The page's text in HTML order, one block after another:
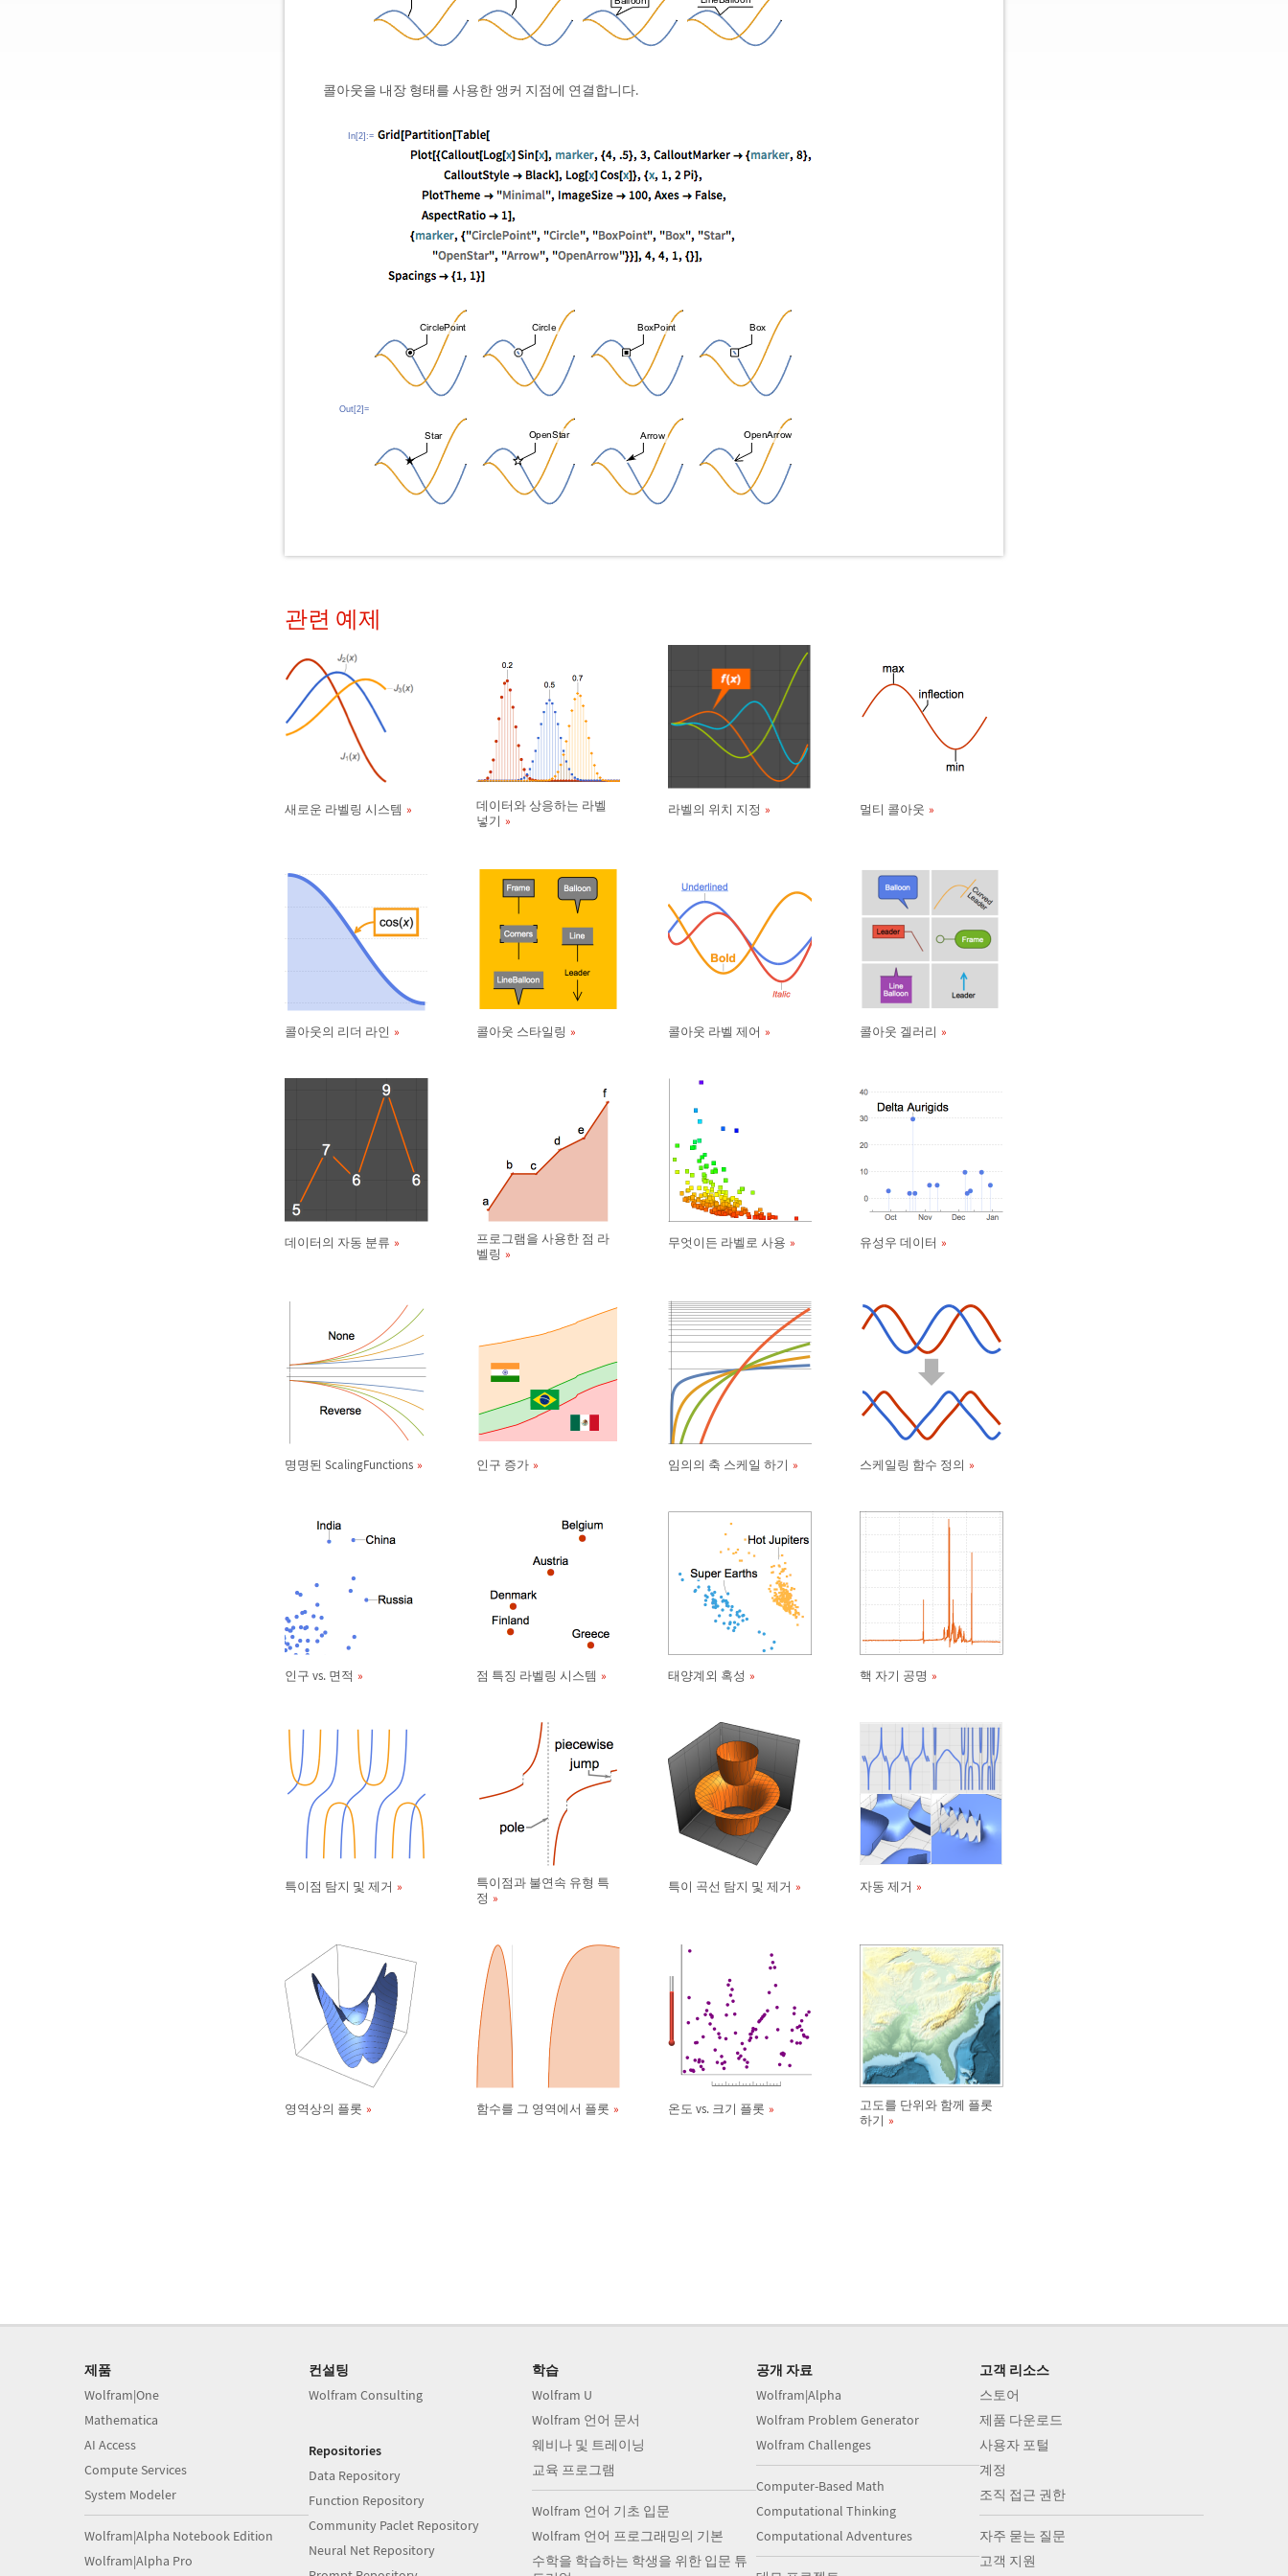
콜아웃을 내장 형태를 사용한 앵커 지점에 연결합니다.
In[2]:=
Out[2]=
관련 예제
새로운 라벨링 시스템
데이터와 상응하는 라벨
넣기
라벨의 위치 지정 멀티 콜아웃
콜아웃의 리더 라인 콜아웃 스타일링 콜아웃 라벨 제어 콜아웃 겔러리
데이터의 자동 분류
프로그램을 사용한 점 라
벨링
무엇이든 라벨로 사용 유성우 데이터
명명된 ScalingFunctions 인구 증가 임의의 축 스케일 하기 스케일링 함수 정의
인구 vs. 면적 점 특징 라벨링 시스템 태양계외 혹성 핵 자기 공명
특이점 탐지 및 제거
특이점과 불연속 유형 특
정
특이 곡선 탐지 및 제거 자동 제거
영역상의 플롯 함수를 그 영역에서 플롯 온도 vs. 크기 플롯
고도를 단위와 함께 플롯
하기
제품
Wolfram|One
Mathematica
AI Access
Compute Services
System Modeler
Wolfram|Alpha Notebook Edition
Wolfram|Alpha Pro
컨설팅
Wolfram Consulting
Repositories
Data Repository
Function Repository
Community Paclet Repository
Neural Net Repository
학습
Wolfram U
Wolfram 언어 문서
웨비나 및 트레이닝
교육 프로그램
Wolfram 언어 기초 입문
Wolfram 언어 프로그래밍의 기본
수학을 학습하는 학생을 위한 입문 튜
공개 자료
Wolfram|Alpha
Wolfram Problem Generator
Wolfram Challenges
Computer-Based Math
Computational Thinking
Computational Adventures
고객 리소스
스토어
제품 다운로드
사용자 포털
계정
조직 접근 권한
자주 묻는 질문
고객 지원